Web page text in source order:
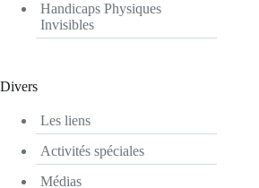
Handicaps Physiques
Invisibles
Divers
Les liens
Activités spéciales
Médias